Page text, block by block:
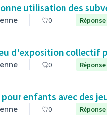
utilisation des
0
d'exposition collectif
0
pour enfants avec des
0